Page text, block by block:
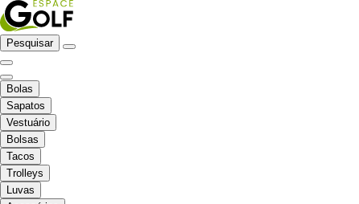
Pesquisar
Bolas
Sapatos
Vestuário
Bolsas
Tacos
Trolleys
Luvas